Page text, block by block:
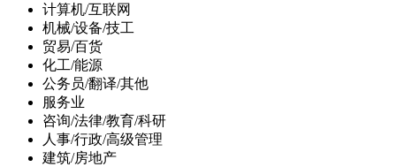
计算机/互联网
机械/设备/技工
贸易/百货
化工/能源
公务员/翻译/其他
服务业
咨询/法律/教育/科研
人事/行政/高级管理
建筑/房地产